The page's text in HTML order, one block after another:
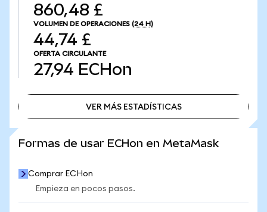
860,48 £
VOLUMEN DE OPERACIONES (24 H)
44,74 £
OFERTA CIRCULANTE
27,94 ECHon
VER MÁS ESTADÍSTICAS
Formas de usar ECHon en MetaMask
Comprar ECHon
Empieza en pocos pasos.